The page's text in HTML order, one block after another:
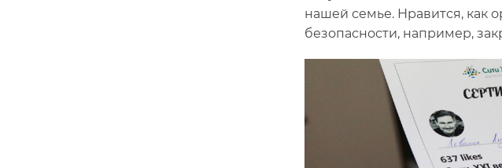
нашей семье. Нравится, как
безопасности, например,